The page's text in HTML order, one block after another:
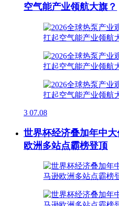
空气能产业领航大旗？
3 07.08
世界杯经济叠加年中
欧洲多站点霸榜登顶